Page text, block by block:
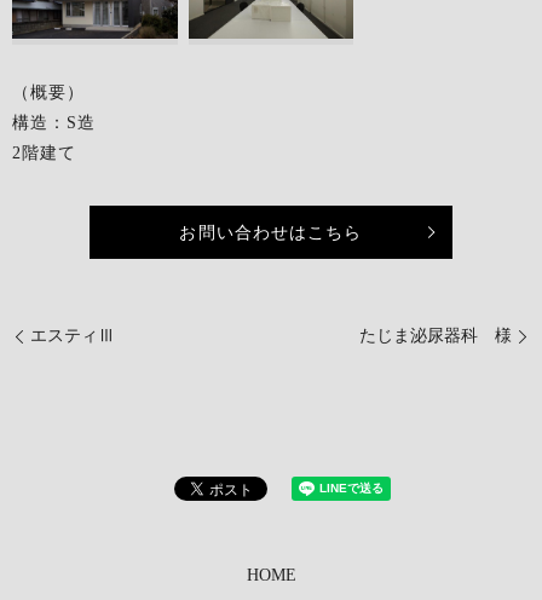
（概要）
構造：S造
2階建て
お問い合わせはこちら
エスティⅢ たじま泌尿器科 様
HOME